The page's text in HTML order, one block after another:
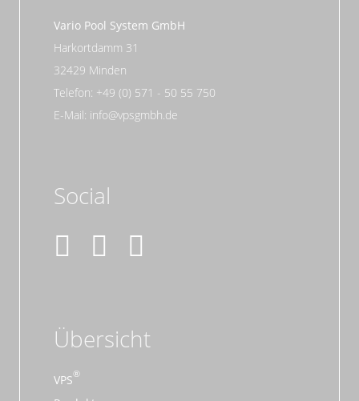
Vario Pool System GmbH
Harkortdamm 31
32429 Minden
Telefon: +49 (0) 571 - 50 55 750
E-Mail: info@vpsgmbh.de
Social
Übersicht
VPS